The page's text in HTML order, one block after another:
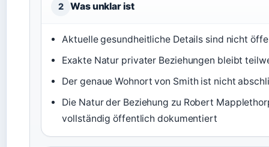
2 Was unklar ist
Aktuelle gesundheitliche Details sind nicht
Exakte Natur privater Beziehungen bleibt
Der genaue Wohnort von Smith ist nicht
Die Natur der Beziehung zu Robert
vollständig öffentlich dokumentiert